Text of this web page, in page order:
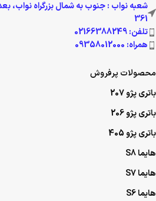
شعبه نواب : جنوب به شمال بزرگراه نواب،
361
تلفن: 02166388249
همراه: 09358012000
محصولات پرفروش
باتری پژو 207
باتری پژو 206
باتری پژو 405
هایما S8
هایما S7
هایما S6